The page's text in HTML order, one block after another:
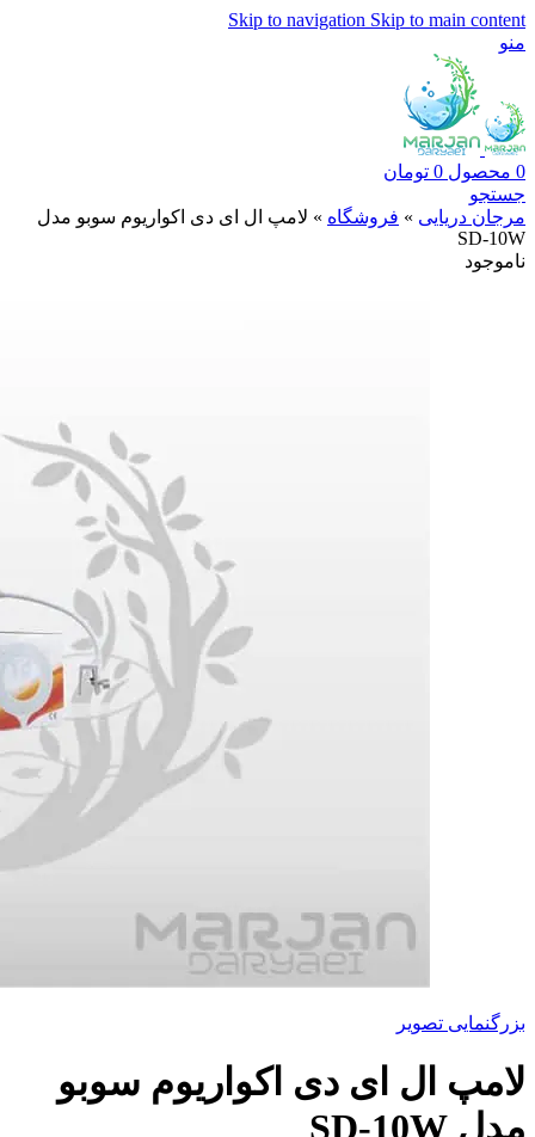
Skip to navigation Skip to main content
منو
0 محصول 0 تومان
جستجو
مرجان دریایی » فروشگاه » لامپ ال ای دی اکواریوم سوبو مدل
SD-10W
ناموجود
بزرگنمایی تصویر
لامپ ال ای دی اکواریوم سوبو
مدل SD-10W